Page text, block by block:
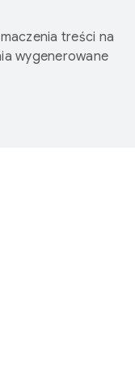
treści na
wygenerowane